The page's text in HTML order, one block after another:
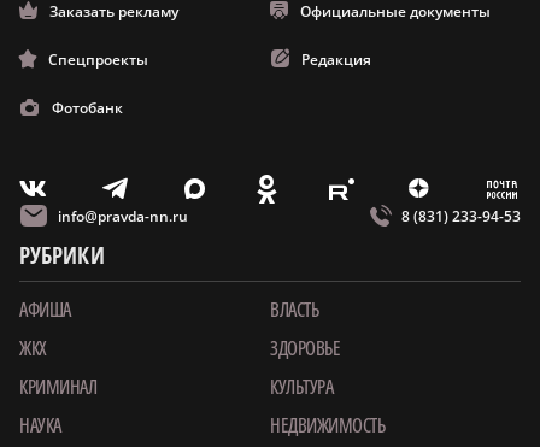
Заказать рекламу Официальные документы
Спецпроекты Редакция
Фотобанк
V T X O E Z m
info@pravda-nn.ru 8 (831) 233-94-53
РУБРИКИ
АФИША
ВЛАСТЬ
ЖКХ
ЗДОРОВЬЕ
КРИМИНАЛ
КУЛЬТУРА
НАУКА
НЕДВИЖИМОСТЬ